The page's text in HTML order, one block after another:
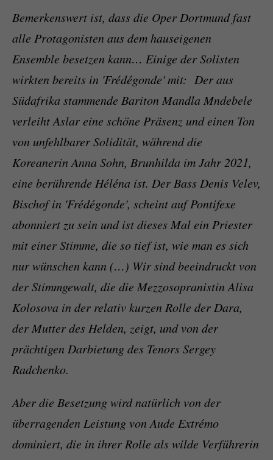
Bemerkenswert ist, dass die Oper Dortmund fast
alle Protagonisten aus dem hauseigenen
Ensemble besetzen kann… Einige der Solisten
wirkten bereits in 'Frédégonde' mit: Der aus
Südafrika stammende Bariton Mandla Mndebele
verleiht Aslar eine schöne Präsenz und einen Ton
von unfehlbarer Solidität, während die
Koreanerin Anna Sohn, Brunhilda im Jahr 2021,
eine berührende Héléna ist. Der Bass Denis Velev,
Bischof in 'Frédégonde', scheint auf Pontifexe
abonniert zu sein und ist dieses Mal ein Priester
mit einer Stimme, die so tief ist, wie man es sich
nur wünschen kann (…) Wir sind beeindruckt von
der Stimmgewalt, die die Mezzosopranistin Alisa
Kolosova in der relativ kurzen Rolle der Dara,
der Mutter des Helden, zeigt, und von der
prächtigen Darbietung des Tenors Sergey
Radchenko.
Aber die Besetzung wird natürlich von der
überragenden Leistung von Aude Extrémo
dominiert, die in ihrer Rolle als wilde Verführerin